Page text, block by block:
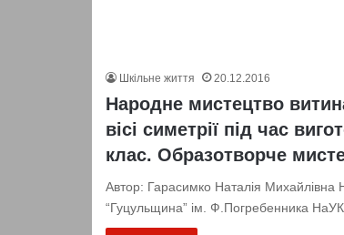
Шкільне життя 20.12.2016
Народне мистецтво
вісі симетрії під час
клас. Образотворче
Автор: Гарасимко Наталія Михайлівна
“Гуцульщина” ім. Ф.Погребенника